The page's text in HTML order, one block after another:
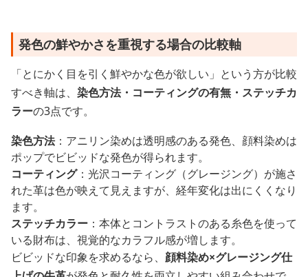
発色の鮮やかさを重視する場合の比較軸
「とにかく目を引く鮮やかな色が欲しい」という方が比較
すべき軸は、 染色方法・コーティングの有無・ステッチカ
ラーの3点です。
染色方法：アニリン染めは透明感のある発色、顔料染めは
ポップでビビッドな発色が得られます。
コーティング：光沢コーティング（グレージング）が施さ
れた革は色が映えて見えますが、経年変化は出にくくなり
ます。
ステッチカラー ：本体とコントラストのある糸色を使って
いる財布は、視覚的なカラフル感が増します。
ビビッドな印象を求めるなら、 顔料染め×グレージング仕